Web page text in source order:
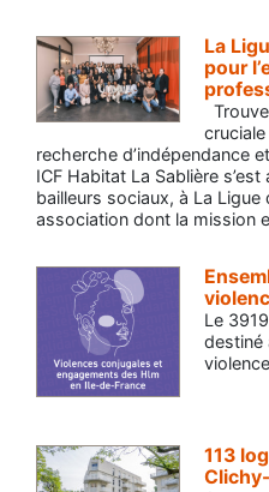
La
pour
recherche d’indépendance
ICF Habitat La Sablière
bailleurs sociaux, à La Ligue
association dont la mission
Le
destiné
113